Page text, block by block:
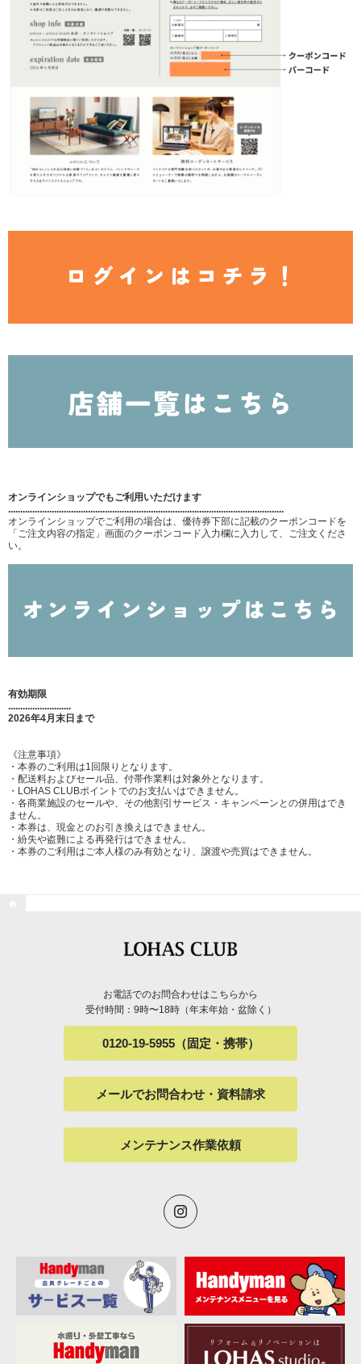
オンラインショップでもご利用いただけます
..................................................................................................................
オンラインショップでご利用の場合は、優待券下部に記載のクーポンコードを
「ご注文内容の指定」画面のクーポンコード入力欄に入力して、ご注文くださ
い。
有効期限
..........................
2026年4月末日まで
《注意事項》
・本券のご利用は1回限りとなります。
・配送料およびセール品、付帯作業料は対象外となります。
・LOHAS CLUBポイントでのお支払いはできません。
・各商業施設のセールや、その他割引サービス・キャンペーンとの併用はでき
ません。
・本券は、現金とのお引き換えはできません。
・紛失や盗難による再発行はできません。
・本券のご利用はご本人様のみ有効となり、譲渡や売買はできません。
お電話でのお問合わせはこちらから
受付時間：9時〜18時（年末年始・盆除く）
0120-19-5955（固定・携帯）
メールでお問合わせ・資料請求
メンテナンス作業依頼